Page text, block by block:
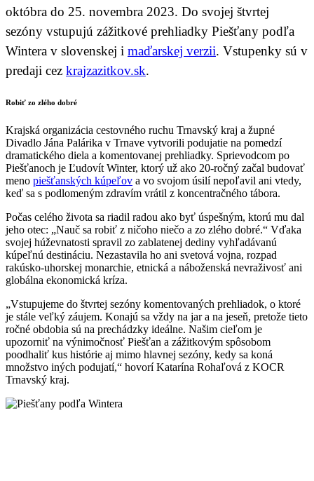
októbra do 25. novembra 2023. Do svojej štvrtej
sezóny vstupujú zážitkové prehliadky Piešťany podľa
Wintera v slovenskej i maďarskej verzii. Vstupenky sú v
predaji cez krajzazitkov.sk.
Robiť zo zlého dobré
Krajská organizácia cestovného ruchu Trnavský kraj a župné
Divadlo Jána Palárika v Trnave vytvorili podujatie na pomedzí
dramatického diela a komentovanej prehliadky. Sprievodcom po
Piešťanoch je Ľudovít Winter, ktorý už ako 20-ročný začal budovať
meno piešťanských kúpeľov a vo svojom úsilí nepoľavil ani vtedy,
keď sa s podlomeným zdravím vrátil z koncentračného tábora.
Počas celého života sa riadil radou ako byť úspešným, ktorú mu dal
jeho otec: „Nauč sa robiť z ničoho niečo a zo zlého dobré.“ Vďaka
svojej húževnatosti spravil zo zablatenej dediny vyhľadávanú
kúpeľnú destináciu. Nezastavila ho ani svetová vojna, rozpad
rakúsko-uhorskej monarchie, etnická a náboženská nevraživosť ani
globálna ekonomická kríza.
„Vstupujeme do štvrtej sezóny komentovaných prehliadok, o ktoré
je stále veľký záujem. Konajú sa vždy na jar a na jeseň, pretože tieto
ročné obdobia sú na prechádzky ideálne. Našim cieľom je
upozorniť na výnimočnosť Piešťan a zážitkovým spôsobom
poodhaliť kus histórie aj mimo hlavnej sezóny, kedy sa koná
množstvo iných podujatí,“ hovorí Katarína Rohaľová z KOCR
Trnavský kraj.